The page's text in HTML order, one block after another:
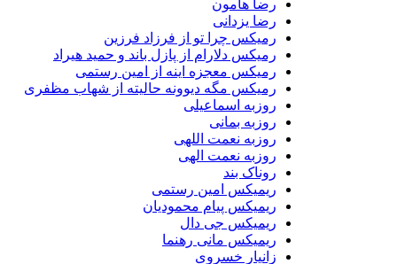
رضا هامون
رضا یزدانی
رمیکس چرا تو از فرزاد فرزین
رمیکس دلارام از پازل باند و حمید هیراد
رمیکس معجزه اینه از امین رستمی
رمیکس مگه دیوونه حالیته از شهاب مظفری
روزبه اسماعیلی
روزبه بمانی
روزبه نعمت اللهی
روزبه نعمت الهی
روناک بند
ریمیکس امین رستمی
ریمیکس پیام محمودیان
ریمیکس جی دال
ریمیکس مانی رهنما
زانیار خسروی